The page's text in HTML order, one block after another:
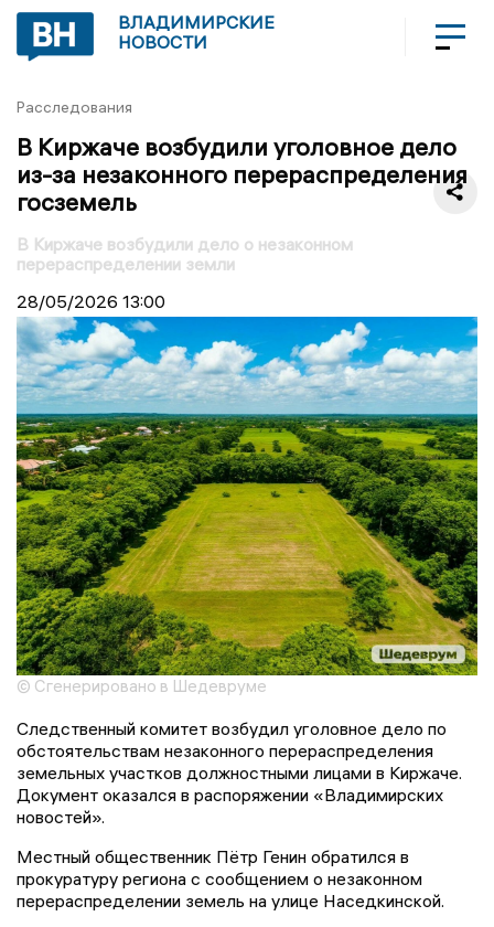
ВЛАДИМИРСКИЕ
НОВОСТИ
Расследования
В Киржаче возбудили уголовное дело
из-за незаконного перераспределения
госземель
В Киржаче возбудили дело о незаконном
перераспределении земли
28/05/2026 13:00
© Сгенерировано в Шедевруме
Следственный комитет возбудил уголовное дело по
обстоятельствам незаконного перераспределения
земельных участков должностными лицами в Киржаче.
Документ оказался в распоряжении «Владимирских
новостей».
Местный общественник Пётр Генин обратился в
прокуратуру региона с сообщением о незаконном
перераспределении земель на улице Наседкинской.